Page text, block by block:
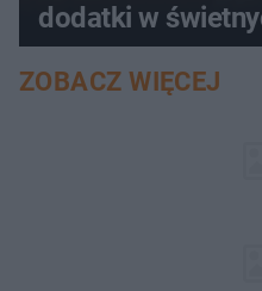
dodatki w
ZOBACZ WIĘCEJ